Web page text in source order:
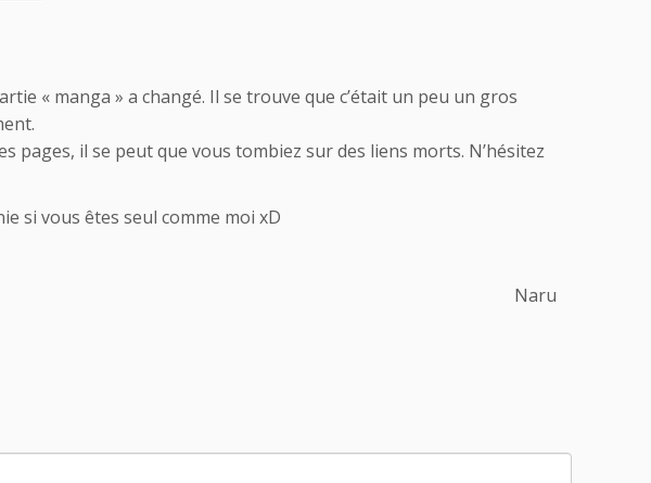
« manga » a changé. Il se trouve que c’était un peu un gros
pages, il se peut que vous tombiez sur des liens morts. N’hésitez
si vous êtes seul comme moi xD
Naru